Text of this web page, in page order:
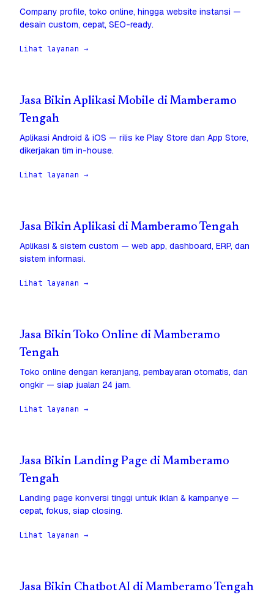
Company profile, toko online, hingga website instansi —
desain custom, cepat, SEO-ready.
Lihat layanan →
Jasa Bikin Aplikasi Mobile di Mamberamo
Tengah
Aplikasi Android & iOS — rilis ke Play Store dan App Store,
dikerjakan tim in-house.
Lihat layanan →
Jasa Bikin Aplikasi di Mamberamo Tengah
Aplikasi & sistem custom — web app, dashboard, ERP, dan
sistem informasi.
Lihat layanan →
Jasa Bikin Toko Online di Mamberamo
Tengah
Toko online dengan keranjang, pembayaran otomatis, dan
ongkir — siap jualan 24 jam.
Lihat layanan →
Jasa Bikin Landing Page di Mamberamo
Tengah
Landing page konversi tinggi untuk iklan & kampanye —
cepat, fokus, siap closing.
Lihat layanan →
Jasa Bikin Chatbot AI di Mamberamo Tengah